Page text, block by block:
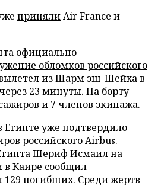
принялиAir France и
официально
обломков российского
вылетел из Шарм эш-Шейха в
23 минуты. На борту
и 7 членов экипажа.
Египте уже подтвердило
российского Airbus.
Шериф Исмаил на
в Каире сообщил
129 погибших. Среди жертв